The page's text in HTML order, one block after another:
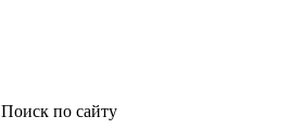
Поиск по сайту